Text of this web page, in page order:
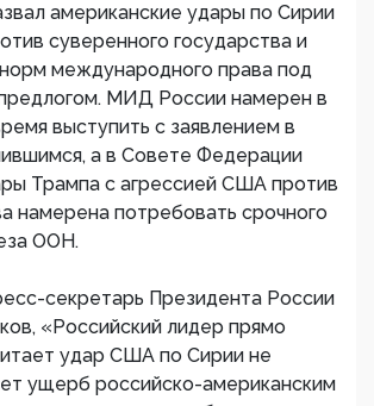
американские удары по Сирии
суверенного государства и
международного права под
МИД России намерен в
выступить с заявлением в
а в Совете Федерации
Трампа с агрессией США против
намерена потребовать срочного
ООН.
секретарь Президента России
«Российский лидер прямо
удар США по Сирии не
ущерб российско-американским